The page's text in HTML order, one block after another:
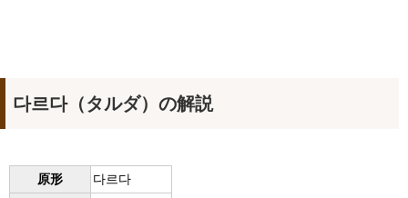
다르다（タルダ）の解説
原形
다르다